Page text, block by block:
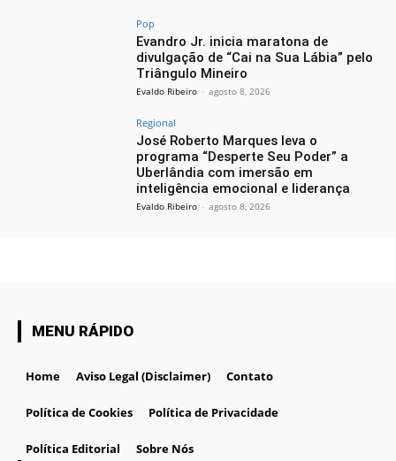
Pop
Evandro Jr. inicia maratona de
divulgação de “Cai na Sua Lábia” pelo
Triângulo Mineiro
Evaldo Ribeiro - agosto 8, 2026
Regional
José Roberto Marques leva o
programa “Desperte Seu Poder” a
Uberlândia com imersão em
inteligência emocional e liderança
Evaldo Ribeiro - agosto 8, 2026
MENU RÁPIDO
Home Aviso Legal (Disclaimer) Contato
Política de Cookies Política de Privacidade
Política Editorial Sobre Nós